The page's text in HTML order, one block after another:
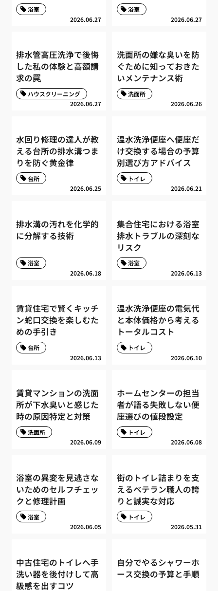
2026.06.27
浴室
2026.06.27
浴室
排水管高圧洗浄で後悔
した私の体験と高額請
求の罠
2026.06.27
ハウスクリーニング
洗面所の嫌な臭いを防
ぐために知っておきた
いメンテナンス術
2026.06.26
洗面所
水回り修理の達人が教
える台所の排水溝つま
りを防ぐ黄金律
2026.06.25
台所
温水洗浄便座へ便座だ
け交換する場合の予算
別選び方アドバイス
2026.06.21
トイレ
排水溝の汚れを化学的
に分解する技術
2026.06.18
浴室
集合住宅における浴室
排水トラブルの深刻な
リスク
2026.06.13
浴室
賃貸住宅で賢くキッチ
ン蛇口交換を楽しむた
めの手引き
2026.06.13
台所
温水洗浄便座の電気代
と本体価格から考える
トータルコスト
2026.06.10
トイレ
賃貸マンションの洗面
所が下水臭いと感じた
時の原因特定と対策
2026.06.09
洗面所
ホームセンターの担当
者が語る失敗しない便
座選びの値段設定
2026.06.08
トイレ
浴室の異変を見逃さな
いためのセルフチェッ
クと修理計画
2026.06.05
浴室
街のトイレ詰まりを支
えるベテラン職人の誇
りと誠実な対応
2026.05.31
トイレ
中古住宅のトイレへ手
洗い器を後付けして高
級感を出すコツ
自分でやるシャワーホ
ース交換の予算と手順